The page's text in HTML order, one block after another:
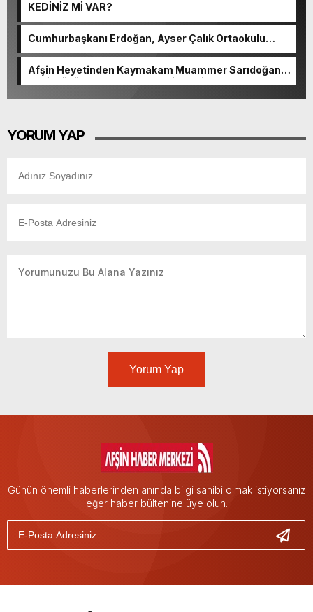
KEDİNİZ Mİ VAR?
Cumhurbaşkanı Erdoğan, Ayser Çalık Ortaokulu
Şehitlerinin Aileleriyle Bir Araya Geldi.
Afşin Heyetinden Kaymakam Muammer Sarıdoğan’a
Beşikdüzü’nde hayırlı olsun ziyareti.
YORUM YAP
Yorum Yap
Günün önemli haberlerinden anında bilgi sahibi olmak istiyorsanız
eğer haber bültenine üye olun.